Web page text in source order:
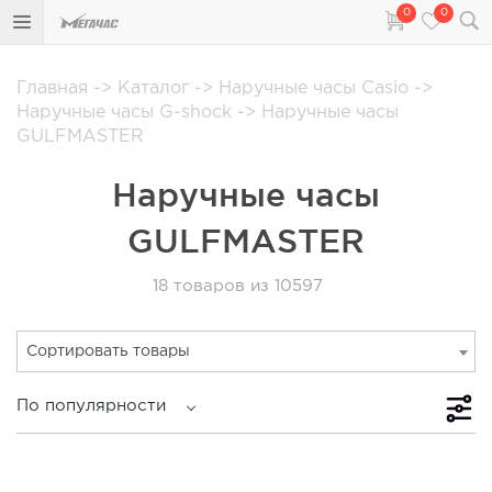
0 0
Главная -> Каталог -> Наручные часы Casio ->
Наручные часы G-shock -> Наручные часы
GULFMASTER
Наручные часы
GULFMASTER
18товаров из 10597
Сортировать товары
По популярности